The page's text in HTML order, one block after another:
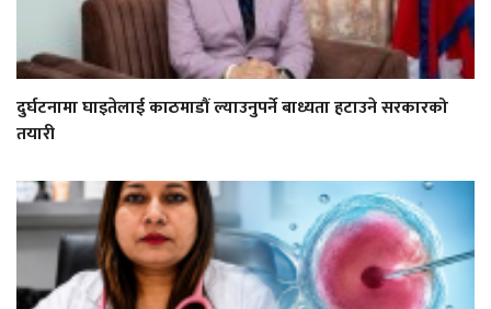
दुर्घटनामा घाइतेलाई काठमाडौं ल्याउनुपर्ने बाध्यता हटाउने सरकारको
तयारी